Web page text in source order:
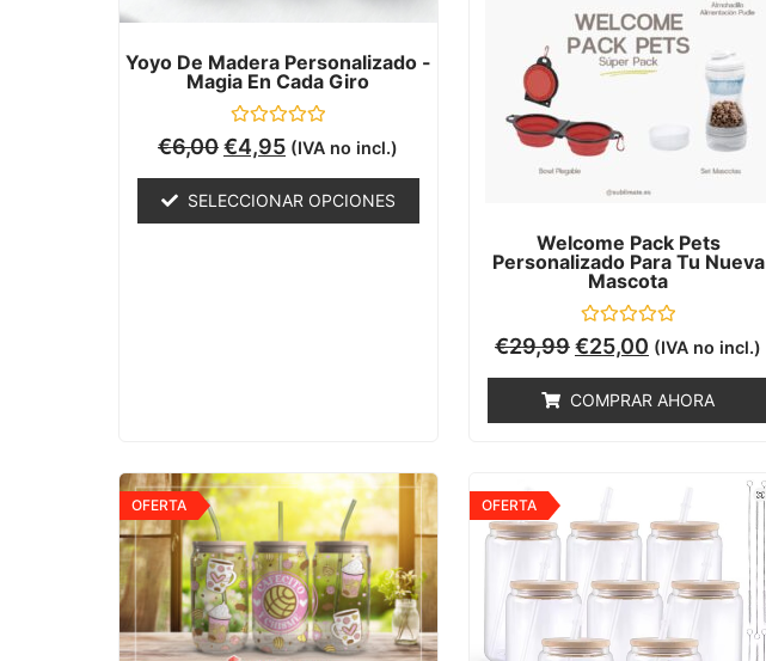
Yoyo De Madera Personalizado -
Magia En Cada Giro
Valorado
con
5
€6,00€4,95 (IVA no incl.)
SELECCIONAR OPCIONES
Welcome Pack Pets
Personalizado Para Tu Nueva
Mascota
Valorado
con
5
€29,99€25,00 (IVA no incl.)
COMPRAR AHORA
OFERTA OFERTA